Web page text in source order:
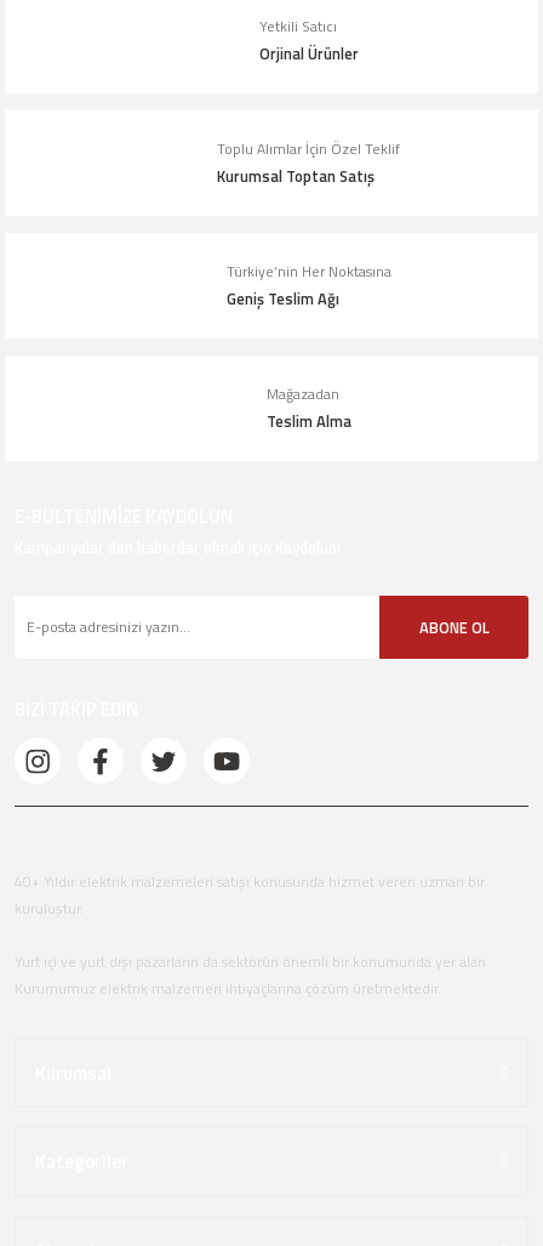
Yetkili Satıcı
Orjinal Ürünler
Toplu Alımlar İçin Özel Teklif
Kurumsal Toptan Satış
Türkiye’nin Her Noktasına
Geniş Teslim Ağı
Mağazadan
Teslim Alma
ABONE OL
40+ Yıldır elektrik malzemeleri satışı konusunda hizmet veren uzman bir
kuruluştur.
Yurt içi ve yurt dışı pazarların da sektörün önemli bir konumunda yer alan
Kurumumuz elektrik malzemeri ihtiyaçlarına çözüm üretmektedir.